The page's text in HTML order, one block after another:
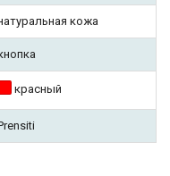
кожа
красный